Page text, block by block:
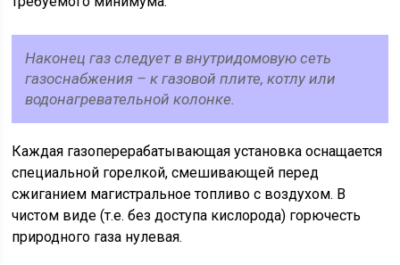
Наконец газ следует в внутридомовую сеть
газоснабжения – к газовой плите, котлу или
водонагревательной колонке.
Каждая газоперерабатывающая установка оснащается
специальной горелкой, смешивающей перед
сжиганием магистральное топливо с воздухом. В
чистом виде (т.е. без доступа кислорода) горючесть
природного газа нулевая.